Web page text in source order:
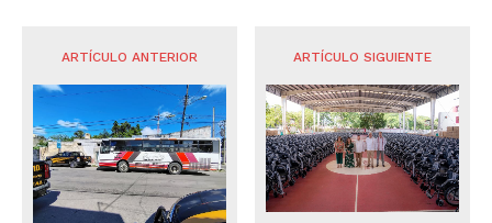
ARTÍCULO ANTERIOR ARTÍCULO SIGUIENTE